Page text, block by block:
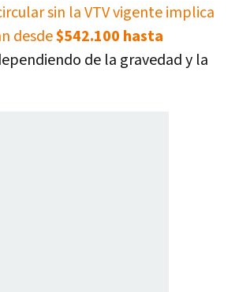
sin la VTV vigente implica
desde$542.100 hasta
de la gravedad y la